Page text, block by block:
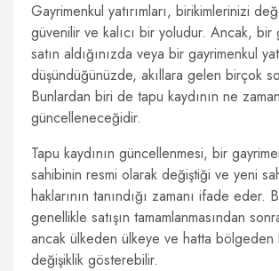
Gayrimenkul yatırımları, birikimlerinizi
güvenilir ve kalıcı bir yoludur. Ancak, bir
satın aldığınızda veya bir gayrimenkul
düşündüğünüzde, akıllara gelen birçok
Bunlardan biri de tapu kaydının ne zaman
güncelleneceğidir.
Tapu kaydının güncellenmesi, bir
sahibinin resmi olarak değiştiği ve yeni
haklarının tanındığı zamanı ifade eder.
genellikle satışın tamamlanmasından
ancak ülkeden ülkeye ve hatta
değişiklik gösterebilir.